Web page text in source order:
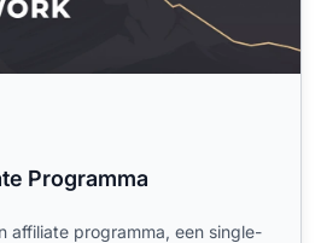
Programma
affiliate programma, een single-